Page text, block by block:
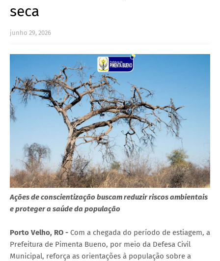
seca
junho 29, 2026
Ações de conscientização buscam reduzir riscos ambientais
e proteger a saúde da população
Porto Velho, RO - Com a chegada do período de estiagem, a
Prefeitura de Pimenta Bueno, por meio da Defesa Civil
Municipal, reforça as orientações à população sobre a